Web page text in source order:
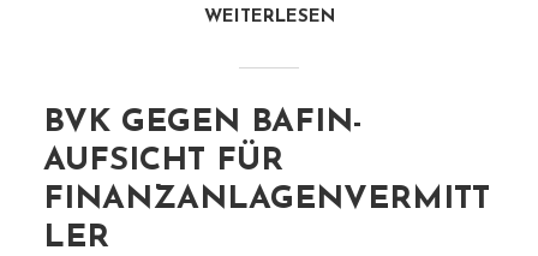
WEITERLESEN
BVK GEGEN BAFIN-
AUFSICHT FÜR
FINANZANLAGENVERMITT
LER